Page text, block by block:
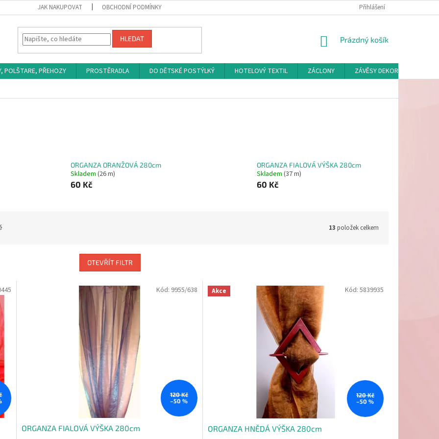
JAK NAKUPOVAT OBCHODNÍ PODMÍNKY Přihlášení
HLEDAT
NÁKUPNÍ
Prázdný košík
POLŠTARE, PŘEHOZY PROSTĚRADLA DO DĚTSKÉ POSTÝLKÝ HOTELOVÝ TEXTIL ZÁCLONY
ZÁVĚSY DEKORAČNÍ A
ORGANZA ORANŽOVÁ 280cm
Skladem(26 m)
60 Kč
ORGANZA FIALOVÁ VÝŠKA 280cm
Skladem (37 m)
60 Kč
13 položek celkem
OTEVŘÍT FILTR
120 Kč
–50 %
ORGANZA FIALOVÁ VÝŠKA 280cm
Kód: 9955/638 Akce
120 Kč
–50 %
ORGANZA HNĚDÁ VÝŠKA 280cm
Kód: 5839935